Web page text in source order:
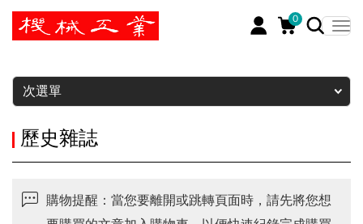
0
暫停
次選單
歷史雜誌
購物提醒：當您要離開或跳轉頁面時，請先將您想